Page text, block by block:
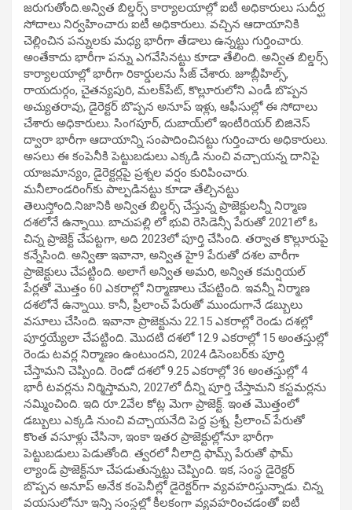
జరుగుతోంది.అన్విత బిల్డర్స్‌ కార్యాలయాల్లో ఐటీ అధికారులు సుదీర్ఘ
సోదాలు నిర్వహించారు ఐటీ అధికారులు. వచ్చిన ఆదాయానికి
చెల్లించిన పన్నులకు మధ్య భారీగా తేడాలు ఉన్నట్టు గుర్తించారు.
అంతేకాదు భారీగా పన్ను ఎగవేసినట్టు కూడా తేలింది. అన్విత బిల్డర్స్
కార్యాలయాల్లో భారీగా రికార్డులను సీజ్ చేశారు. జూబ్లీహిల్స్,
రాయదుర్గం, చైతన్యపురి, మలక్‌పేట్, కొల్లూరులోని ఎండీ బొప్పన
అచ్యుతరావు, డైరెక్టర్ బొప్పన అనూప్ ఇళ్లు, ఆఫీసుల్లో ఈ సోదాలు
చేశారు అధికారులు. సింగపూర్, దుబాయ్‌లో ఇంటీరియర్ బిజినెస్‌
ద్వారా భారీగా ఆదాయాన్ని సంపాదించినట్టు గుర్తించారు అధికారులు.
అసలు ఈ కంపెనీకి పెట్టుబడులు ఎక్కడి నుంచి వచ్చాయన్న దానిపై
యాజమాన్యం, డైరెక్టర్లపై ప్రశ్నల వర్షం కురిపించారు.
మనీలాండరింగ్‌కు పాల్పడినట్టు కూడా తేల్చినట్టు
తెలుస్తోంది.నిజానికి అన్విత బిల్డర్స్ చేస్తున్న ప్రాజెక్టులన్నీ నిర్మాణ
దశలోనే ఉన్నాయి. బాచుపల్లి లో భువి రెసిడెన్సీ పేరుతో 2021లో ఓ
చిన్న ప్రాజెక్ట్ చేపట్టగా, అది 2023లో పూర్తి చేసింది. తర్వాత కొల్లూరుపై
కన్నేసింది. అన్వితా ఇవానా, అన్విత హై9 పేరుతో దశల వారీగా
ప్రాజెక్టులు చేపట్టింది. అలాగే అన్విత అమరి, అన్విత కమర్షియల్
పేర్లతో మొత్తం 60 ఎకరాల్లో నిర్మాణాలు చేపట్టింది. ఇవన్నీ నిర్మాణ
దశలోనే ఉన్నాయి. కానీ, ప్రీలాంచ్ పేరుతో ముందుగానే డబ్బులు
వసూలు చేసింది. ఇవానా ప్రాజెక్టును 22.15 ఎకరాల్లో రెండు దశల్లో
పూర్తయ్యేలా చేపట్టింది. మొదటి దశలో 12.9 ఎకరాల్లో 15 అంతస్తుల్లో
రెండు టవర్ల నిర్మాణం ఉంటుందని, 2024 డిసెంబర్‌కు పూర్తి
చేస్తామని చెప్పింది. రెండో దశలో 9.25 ఎకరాల్లో 36 అంతస్తుల్లో 4
భారీ టవర్లను నిర్మిస్తామని, 2027లో దీన్ని పూర్తి చేస్తామని కస్టమర్లను
నమ్మించింది. ఇది రూ.2వేల కోట్ల మెగా ప్రాజెక్ట్. ఇంత మొత్తంలో
డబ్బులు ఎక్కడి నుంచి వచ్చాయనేది పెద్ద ప్రశ్న. ప్రీలాంచ్ పేరుతో
కొంత వసూళ్లు చేసినా, ఇంకా ఇతర ప్రాజెక్టుల్లోనూ భారీగా
పెట్టుబడులు పెడుతోంది. త్వరలో నీలాద్రి ఫామ్స్ పేరుతో ఫామ్
ల్యాండ్ ప్రాజెక్ట్‌నూ చేపడుతున్నట్టు చెప్పింది. ఇక, సంస్థ డైరెక్టర్
బొప్పన అనూప్ అనేక కంపెనీల్లో డైరెక్టర్‌గా వ్యవహరిస్తున్నాడు. చిన్న
వయసులోనూ ఇన్ని సంస్థల్లో కీలకంగా వ్యవహరించడంతో ఐటీ